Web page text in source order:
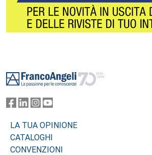
LA TUA OPINIONE
CATALOGHI
CONVENZIONI